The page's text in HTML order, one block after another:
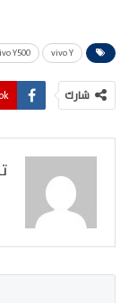
vivo Y
Y500
شارك